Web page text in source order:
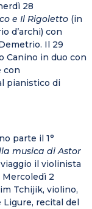
28
e Il Rigoletto (in
d’archi) con
Il 29
Canino in duo con
con
pianistico di
parte il 1°
musica di Astor
il violinista
Mercoledì 2
Tchijik, violino,
Ligure, recital del